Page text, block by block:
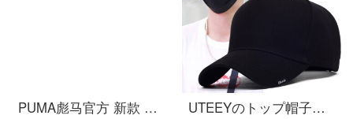
PUMA彪马官方 新款 休闲刺绣魔术贴棒球帽 ESS 023584 粉红色-珊瑚红-01 均码
UTEEYのトップ帽子の男性ファッションブランドの大きいサイズのアヒルの舌の帽子の年齢の主要な部分の韓国版のカジュアルな百選の野球帽の明らかにやせている黒色の普通のコードは調節することができます（55-61 cm）